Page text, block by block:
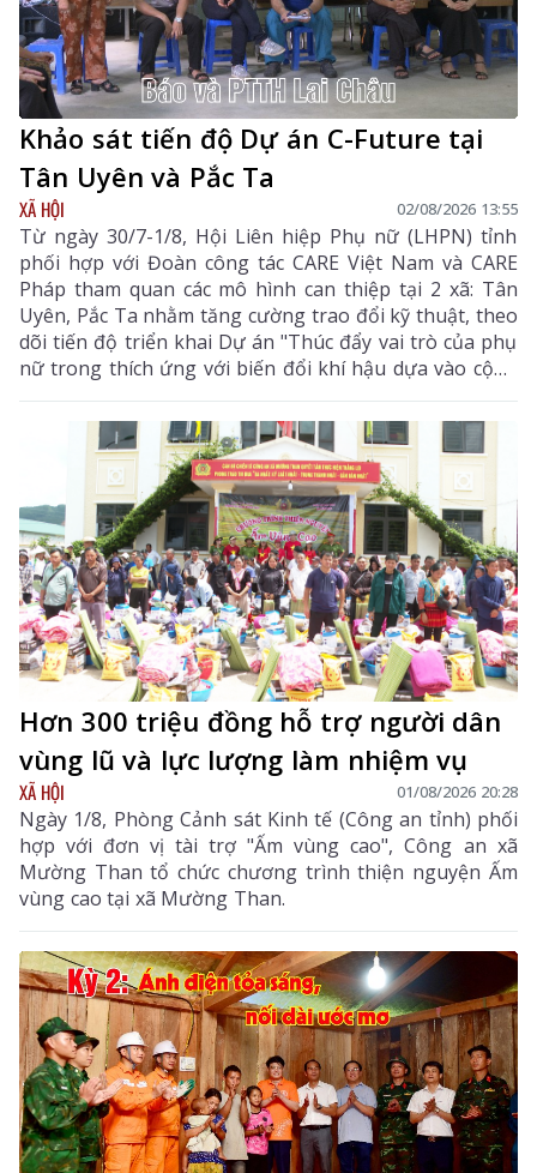
Khảo sát tiến độ Dự án C-Future tại
Tân Uyên và Pắc Ta
XÃ HỘI 02/08/2026 13:55
Từ ngày 30/7-1/8, Hội Liên hiệp Phụ nữ (LHPN) tỉnh
phối hợp với Đoàn công tác CARE Việt Nam và CARE
Pháp tham quan các mô hình can thiệp tại 2 xã: Tân
Uyên, Pắc Ta nhằm tăng cường trao đổi kỹ thuật, theo
dõi tiến độ triển khai Dự án "Thúc đẩy vai trò của phụ
nữ trong thích ứng với biến đổi khí hậu dựa vào cộng
đồng (C-Future)" được UBND tỉnh phê duyệt theo
Quyết định số 400/QĐ-UBND ngày 27/2/2025.
Hơn 300 triệu đồng hỗ trợ người dân
vùng lũ và lực lượng làm nhiệm vụ
XÃ HỘI 01/08/2026 20:28
Ngày 1/8, Phòng Cảnh sát Kinh tế (Công an tỉnh) phối
hợp với đơn vị tài trợ "Ấm vùng cao", Công an xã
Mường Than tổ chức chương trình thiện nguyện Ấm
vùng cao tại xã Mường Than.